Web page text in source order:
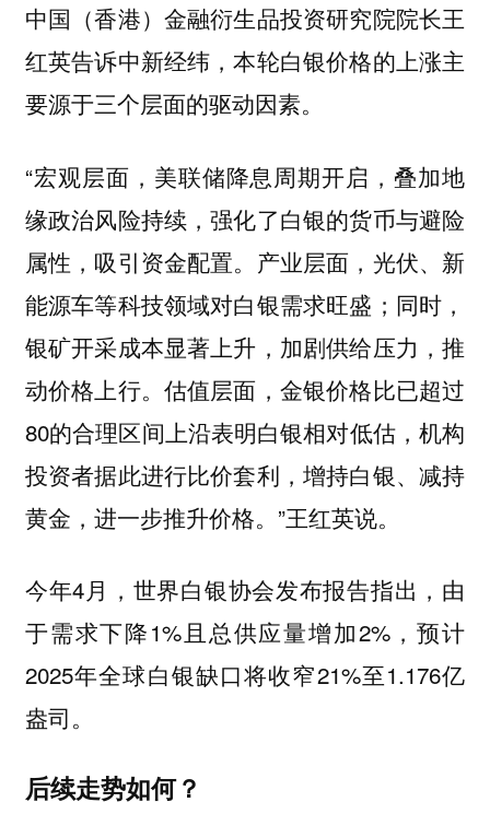
中国（香港）金融衍生品投资研究院院长王
红英告诉中新经纬，本轮白银价格的上涨主
要源于三个层面的驱动因素。
“宏观层面，美联储降息周期开启，叠加地
缘政治风险持续，强化了白银的货币与避险
属性，吸引资金配置。产业层面，光伏、新
能源车等科技领域对白银需求旺盛；同时，
银矿开采成本显著上升，加剧供给压力，推
动价格上行。估值层面，金银价格比已超过
80的合理区间上沿表明白银相对低估，机构
投资者据此进行比价套利，增持白银、减持
黄金，进一步推升价格。”王红英说。
今年4月，世界白银协会发布报告指出，由
于需求下降1%且总供应量增加2%，预计
2025年全球白银缺口将收窄21%至1.176亿
盎司。
后续走势如何？